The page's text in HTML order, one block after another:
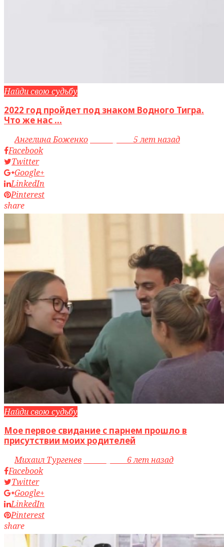
Найди свою судьбу
2022 год пройдет под знаком Водного Тигра.
Что же нас ...
byАнгелина Боженко
5 лет назад
Facebook
Twitter
Google+
LinkedIn
Pinterest
share
Найди свою судьбу
Мое первое свидание с парнем прошло в
присутствии моих родителей
byМихаил Тургенев
6 лет назад
Facebook
Twitter
Google+
LinkedIn
Pinterest
share